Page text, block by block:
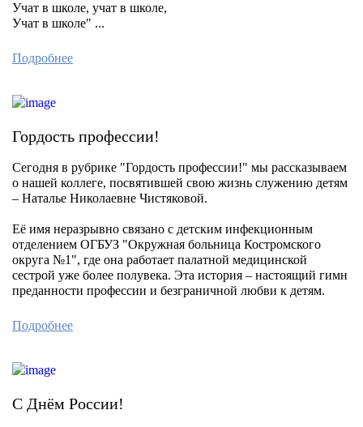
Учат в школе, учат в школе,
Учат в школе" ...
Подробнее
Гордость профессии!
Сегодня в рубрике "Гордость профессии!" мы рассказываем
о нашей коллеге, посвятившей свою жизнь служению детям
– Наталье Николаевне Чистяковой.
Её имя неразрывно связано с детским инфекционным
отделением ОГБУЗ "Окружная больница Костромского
округа №1", где она работает палатной медицинской
сестрой уже более полувека. Эта история – настоящий гимн
преданности профессии и безграничной любви к детям.
Подробнее
С Днём России!